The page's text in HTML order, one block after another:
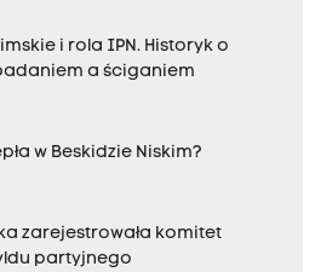
i rola IPN. Historyk o
a ściganiem
w Beskidzie Niskim?
zarejestrowała komitet
partyjnego